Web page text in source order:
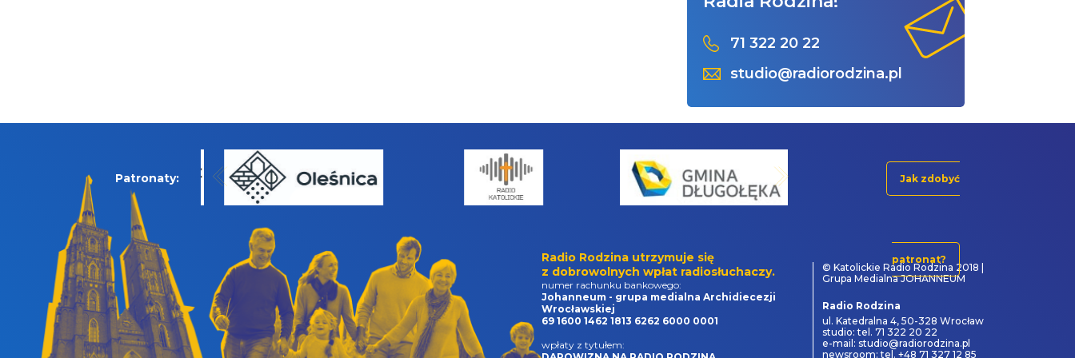
71 322 20 22
studio@radiorodzina.pl
Patronaty: Jak zdobyć
patronat?
Radio Rodzina utrzymuje się
z dobrowolnych wpłat radiosłuchaczy.
numer rachunku bankowego:
Johanneum - grupa medialna Archidiecezji
Wrocławskiej
69 1600 1462 1813 6262 6000 0001
wpłaty z tytułem:
© Katolickie Radio Rodzina 2018 |
Grupa Medialna JOHANNEUM
Radio Rodzina
ul. Katedralna 4, 50-328 Wrocław
studio: tel. 71 322 20 22
e-mail: studio@radiorodzina.pl
newsroom: tel. +48 71 327 12 85